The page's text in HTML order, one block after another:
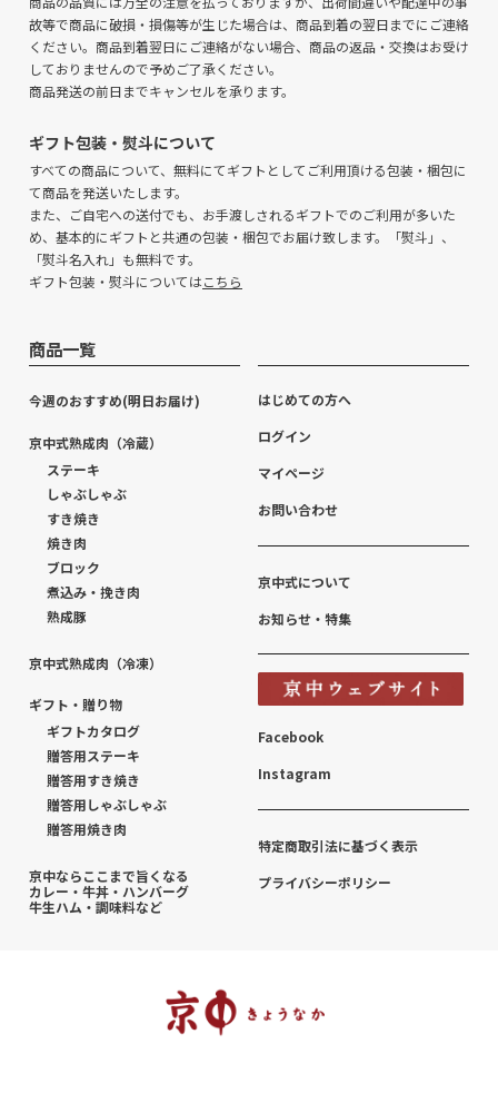
故等で商品に破損・損傷等が生じた場合は、商品到着の翌日までにご連絡
ください。商品到着翌日にご連絡がない場合、商品の返品・交換はお受け
しておりませんので予めご了承ください。
商品発送の前日までキャンセルを承ります。
ギフト包装・熨斗について
すべての商品について、無料にてギフトとしてご利用頂ける包装・梱包に
て商品を発送いたします。
また、ご自宅への送付でも、お手渡しされるギフトでのご利用が多いた
め、基本的にギフトと共通の包装・梱包でお届け致します。「熨斗」、
「熨斗名入れ」も無料です。
ギフト包装・熨斗についてはこちら
商品一覧
今週のおすすめ(明日お届け)
京中式熟成肉（冷蔵）
ステーキ
しゃぶしゃぶ
すき焼き
焼き肉
ブロック
煮込み・挽き肉
熟成豚
京中式熟成肉（冷凍）
ギフト・贈り物
ギフトカタログ
贈答用ステーキ
贈答用すき焼き
贈答用しゃぶしゃぶ
贈答用焼き肉
京中ならここまで旨くなる
カレー・牛丼・ハンバーグ
牛生ハム・調味料など
はじめての方へ
ログイン
マイページ
お問い合わせ
京中式について
お知らせ・特集
Facebook
Instagram
特定商取引法に基づく表示
プライバシーポリシー